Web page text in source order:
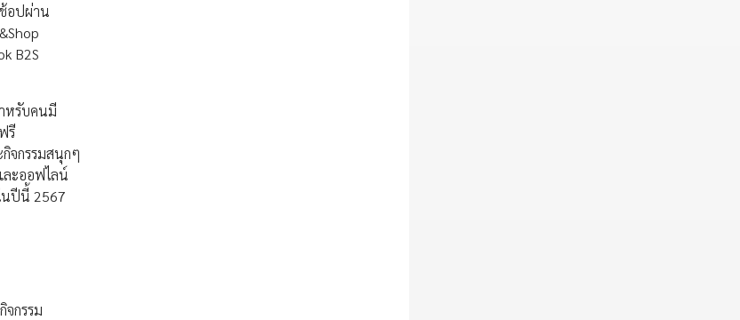
อปผ่าน
B2S
หรับคนมี
รี
จกรรมสนุกๆ
ละออฟไลน์
นปีนี้ 2567
กรรม